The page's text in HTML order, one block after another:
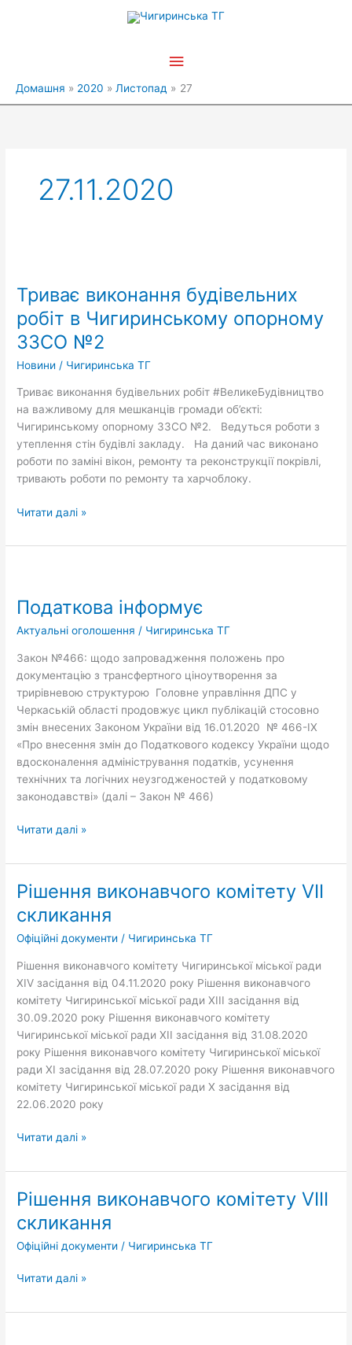
Головне
Домашня 2020 Листопад 27
27.11.2020
Триває виконання будівельних
робіт в Чигиринському опорному
ЗЗСО №2
Новини / Чигиринська ТГ
Триває виконання будівельних робіт #ВеликеБудівництво
на важливому для мешканців громади об’єкті:
Чигиринському опорному ЗЗСО №2. Ведуться роботи з
утеплення стін будівлі закладу. На даний час виконано
роботи по заміні вікон, ремонту та реконструкції покрівлі,
тривають роботи по ремонту та харчоблоку.
будівельних
робіт
в
Чигиринському
опорному
№2
Читати далі »
Податкова інформує
Актуальні оголошення / Чигиринська ТГ
Закон №466: щодо запровадження положень про
документацію з трансфертного ціноутворення за
трирівневою структурою Головне управління ДПС у
Черкаській області продовжує цикл публікацій стосовно
змін внесених Законом України від 16.01.2020 № 466-IX
«Про внесення змін до Податкового кодексу України щодо
вдосконалення адміністрування податків, усунення
технічних та логічних неузгодженостей у податковому
законодавстві» (далі – Закон № 466)
Читати далі »
Рішення виконавчого комітету VII
скликання
Офіційні документи / Чигиринська ТГ
Рішення виконавчого комітету Чигиринської міської ради
XІV засідання від 04.11.2020 року Рішення виконавчого
комітету Чигиринської міської ради XІІІ засідання від
30.09.2020 року Рішення виконавчого комітету
Чигиринської міської ради XІІ засідання від 31.08.2020
року Рішення виконавчого комітету Чигиринської міської
ради XІ засідання від 28.07.2020 року Рішення виконавчого
комітету Чигиринської міської ради X засідання від
22.06.2020 року
Рішення
комітету
VII
Читати далі »
Рішення виконавчого комітету VIII
скликання
Офіційні документи / Чигиринська ТГ
Рішення
комітету
VIII
Читати далі »